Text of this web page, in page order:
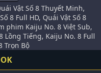
Vật Số 8 Thuyết Minh,
8 Full HD, Quái Vật Số 8
phim Kaiju No. 8 Việt Sub,
Lồng Tiếng, Kaiju No. 8 Full
Trọn Bộ